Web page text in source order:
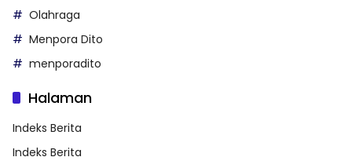
Olahraga
Menpora Dito
menporadito
Halaman
Indeks Berita
Indeks Berita